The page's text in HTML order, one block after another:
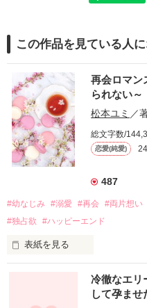
この作品を見ている人
再会ロマン
られない～
松本ユミ ／
総文字数/
恋愛(純愛)
487
#幼なじみ #溺愛 #再会 #両片想い
#独占欲
#ハッピーエンド
表紙を見る
冷徹なエリ
して孕ませ